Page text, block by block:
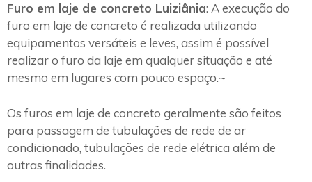
Furo em laje de concreto Luiziânia: A execução do
furo em laje de concreto é realizada utilizando
equipamentos versáteis e leves, assim é possível
realizar o furo da laje em qualquer situação e até
mesmo em lugares com pouco espaço.~
Os furos em laje de concreto geralmente são feitos
para passagem de tubulações de rede de ar
condicionado, tubulações de rede elétrica além de
outras finalidades.